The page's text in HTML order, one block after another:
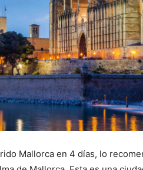
Mallorca en 4 días, lo